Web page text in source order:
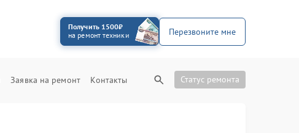
Получить 1500₽
на ремонт техники
Перезвоните мне
Заявка на ремонт Контакты Статус ремонта